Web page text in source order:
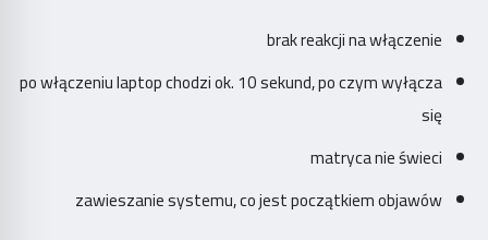
brak reakcji na włączenie
po włączeniu laptop chodzi ok. 10 sekund, po czym wyłącza
się
matryca nie świeci
zawieszanie systemu, co jest początkiem objawów